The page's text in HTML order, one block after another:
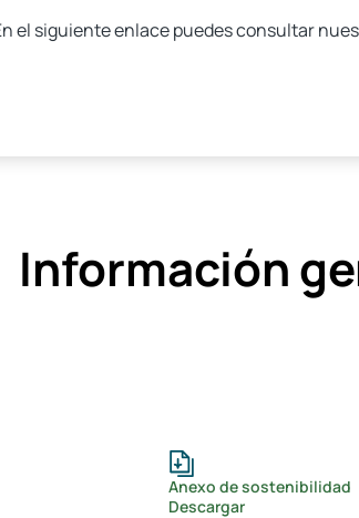
FONDO DE INVERSIÓN. RF
Información
Anexo de sostenibilidad
Descargar
el siguiente enlace puedes consultar